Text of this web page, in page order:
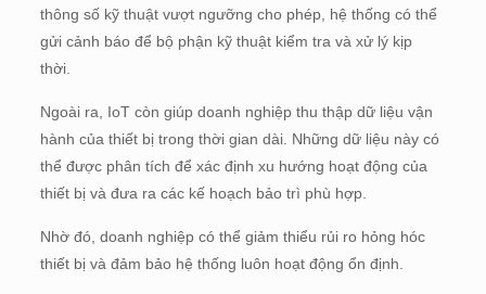
thông số kỹ thuật vượt ngưỡng cho phép, hệ thống có thể
gửi cảnh báo để bộ phận kỹ thuật kiểm tra và xử lý kịp
thời.
Ngoài ra, IoT còn giúp doanh nghiệp thu thập dữ liệu vận
hành của thiết bị trong thời gian dài. Những dữ liệu này có
thể được phân tích để xác định xu hướng hoạt động của
thiết bị và đưa ra các kế hoạch bảo trì phù hợp.
Nhờ đó, doanh nghiệp có thể giảm thiểu rủi ro hỏng hóc
thiết bị và đảm bảo hệ thống luôn hoạt động ổn định.